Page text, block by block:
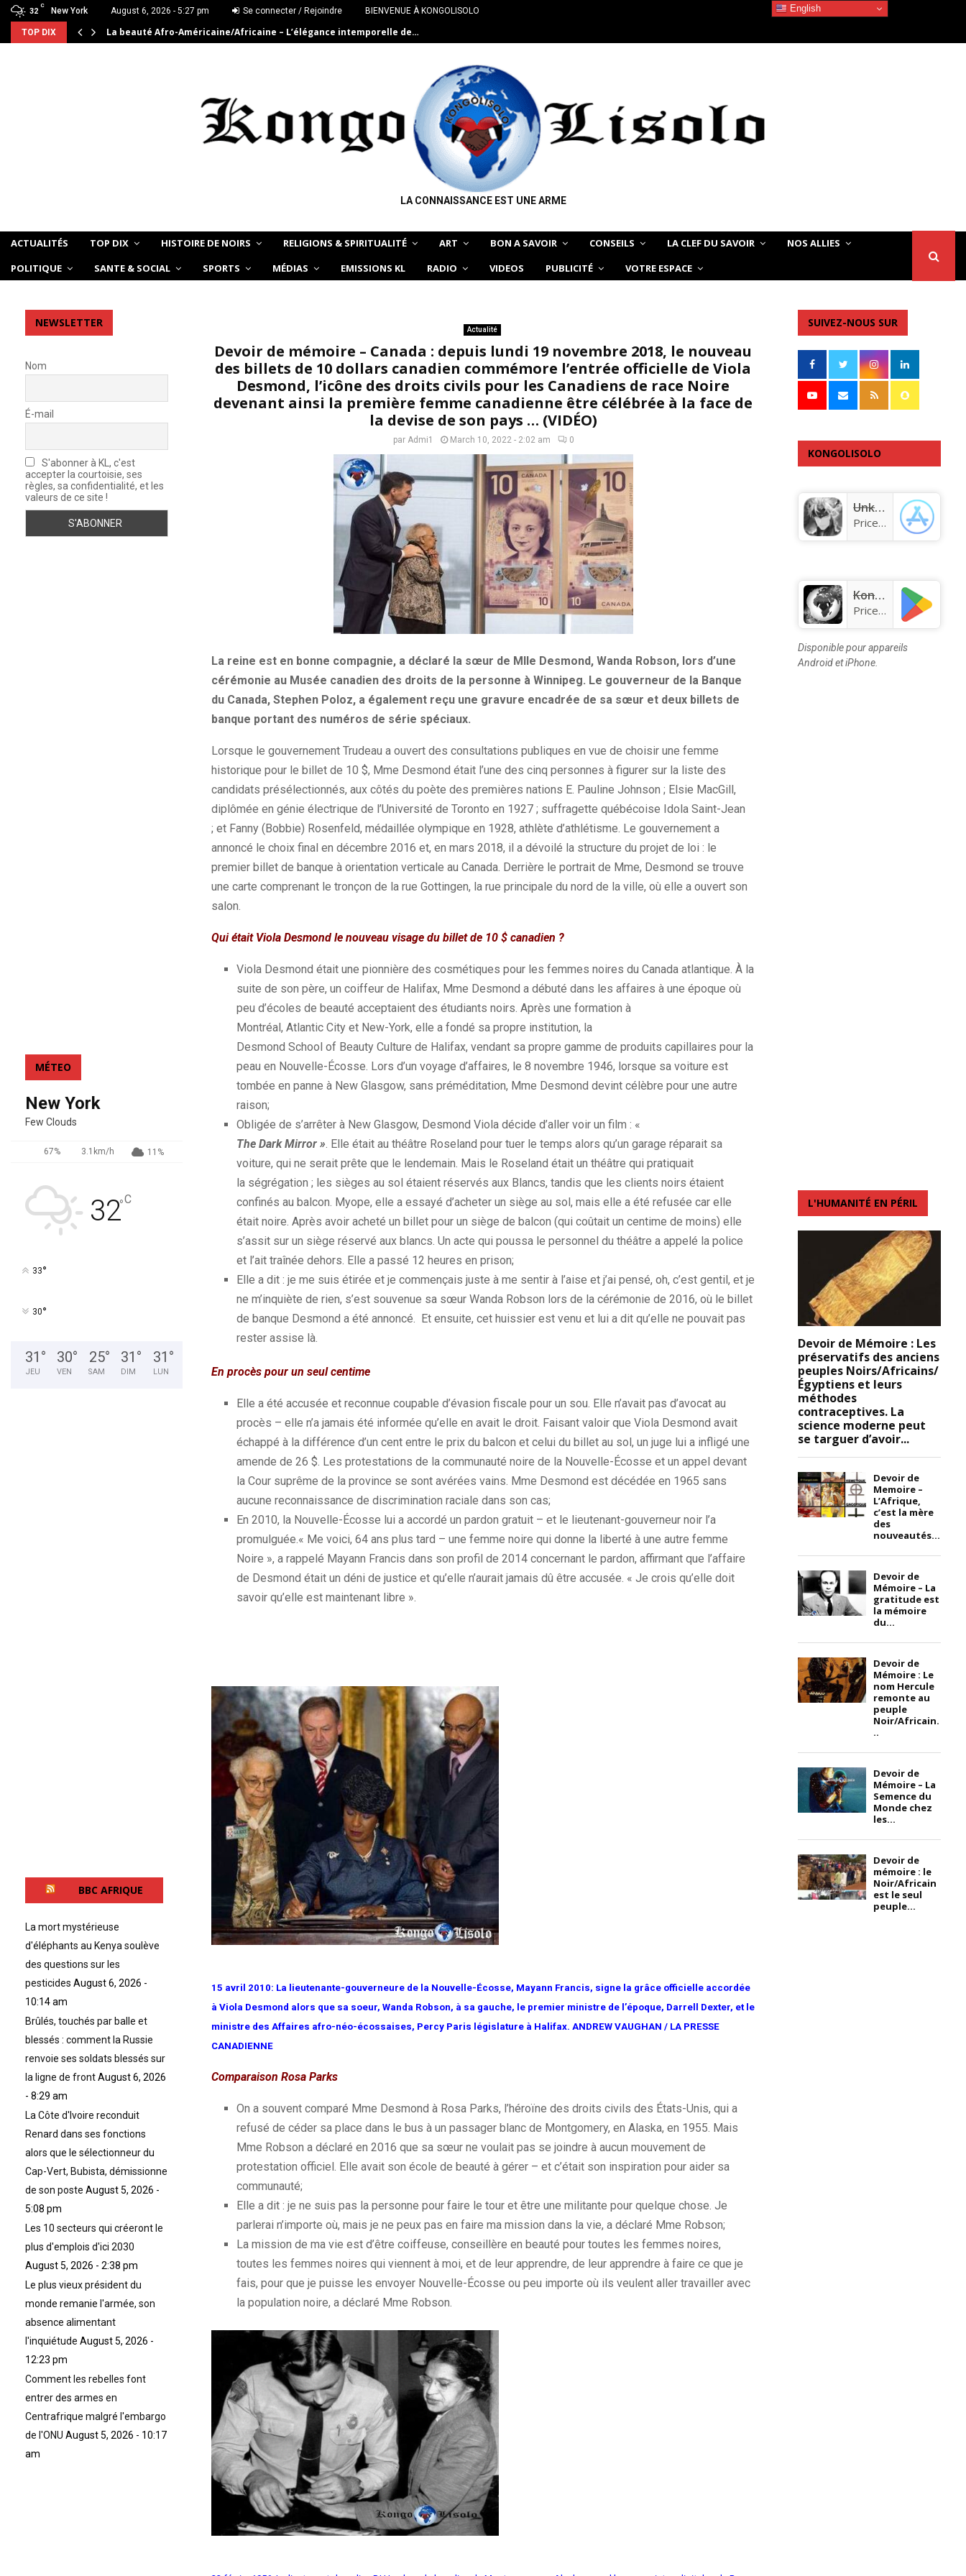
32
C
New York August 6, 2026 - 5:27 pm Se connecter / Rejoindre BIENVENUE À KONGOLISOLO
TOP DIX La beauté Afro-Américaine/Africaine – L’élégance intemporelle de…
LA CONNAISSANCE EST UNE ARME
ACTUALITÉS TOP DIX HISTOIRE DE NOIRS RELIGIONS & SPIRITUALITÉ ART BON A SAVOIR CONSEILS LA CLEF DU SAVOIR
NOS ALLIES
POLITIQUE
SANTE & SOCIAL SPORTS MÉDIAS EMISSIONS KL RADIO VIDEOS PUBLICITÉ VOTRE ESPACE
Actualité
Devoir de mémoire – Canada : depuis lundi 19 novembre 2018, le nouveau
des billets de 10 dollars canadien commémore l’entrée officielle de Viola
Desmond, l’icône des droits civils pour les Canadiens de race Noire
devenant ainsi la première femme canadienne être célébrée à la face de
la devise de son pays … (VIDÉO)
par Admi1 March 10, 2022 - 2:02 am 0
Lareine est en bonne compagnie, a déclaré la sœur de Mlle Desmond, Wanda Robson, lors d’une
cérémonie au Musée canadien des droits de la personne à Winnipeg. Le gouverneur de la Banque
du Canada, Stephen Poloz, a également reçu une gravure encadrée de sa sœur et deux billets de
banque portant des numéros de série spéciaux.
Lorsque le gouvernement Trudeau a ouvert des consultations publiques en vue de choisir une femme
historique pour le billet de 10 $, Mme Desmond était l’une des cinq personnes à figurer sur la liste des
candidats présélectionnés, aux côtés du poète des premières nations E. Pauline Johnson ; Elsie MacGill,
diplômée en génie électrique de l’Université de Toronto en 1927 ; suffragette québécoise IdolaSaint-Jean
; et Fanny (Bobbie) Rosenfeld, médaillée olympique en 1928, athlète d’athlétisme. Le gouvernement a
annoncé le choix final en décembre 2016 et, en mars 2018, il a dévoilé la structure du projet de loi : le
premier billet de banque à orientation verticale au Canada. Derrière le portrait de Mme, Desmond se trouve
une carte comprenant le tronçon de la rue Gottingen, la rue principale du nord de la ville, où elle a ouvert son
salon.
Qui était Viola Desmond le nouveau visage du billet de 10 $ canadien ?
Viola Desmond était une pionnière des cosmétiques pour les femmes noires du Canada atlantique. À la
suite de son père, un coiffeur de Halifax, Mme Desmond a débuté dans les affaires à une époque où
peu d’écoles de beauté acceptaient des étudiants noirs. Après une formation à
Montréal, Atlantic Cityet New-York, elle a fondé sa propre institution, la
Desmond School of BeautyCulture de Halifax, vendant sa propre gamme de produits capillaires pour la
peau en Nouvelle-Écosse. Lors d’un voyage d’affaires, le 8 novembre 1946, lorsque sa voiture est
tombée en panne à NewGlasgow, sans préméditation, Mme Desmond devint célèbre pour une autre
raison;
Obligée de s’arrêter à NewGlasgow, Desmond Viola décide d’aller voir un film : «
The Dark Mirror». Elle était au théâtre Roseland pour tuer le temps alors qu’un garage réparait sa
voiture, qui ne serait prête que le lendemain. Mais le Roseland était un théâtre qui pratiquait
la ségrégation ; les sièges au sol étaient réservés aux Blancs, tandis que les clients noirs étaient
confinés au balcon. Myope, elle a essayé d’acheter un siège au sol, mais elle a été refusée car elle
était noire. Après avoir acheté un billet pour un siège de balcon (qui coûtait un centime de moins) elle
s’assit sur un siège réservé aux blancs. Un acte qui poussa le personnel du théâtre a appelé la police
et l’aittraînée dehors. Elle a passé 12 heures en prison;
Elle a dit : je me suis étirée et je commençais juste à me sentir à l’aise et j’ai pensé, oh, c’est gentil, et je
ne m’inquiète de rien, s’estsouvenue sa sœur Wanda Robson lors de la cérémonie de 2016, où le billet
de banque Desmond a été annoncé. Etensuite, cet huissier est venu et lui a dit qu’elle ne pouvait pas
rester assise là.
En procès pour un seul centime
Elle a été accusée et reconnue coupable d’évasion fiscale pour un sou. Elle n’avait pas d’avocat au
procès – elle n’a jamais été informée qu’elle en avait le droit. Faisant valoir que Viola Desmond avait
échappé à la différence d’un cent entre le prix du balcon et celui du billet au sol, un juge lui a infligé une
amende de 26 $. Les protestations de la communauté noire de la Nouvelle-Écosse et un appel devant
la Cour suprême de la province se sont avérées vains. Mme Desmond est décédée en 1965 sans
aucune reconnaissance de discrimination raciale dans son cas;
En 2010, la Nouvelle-Écosse lui a accordé un pardon gratuit – et le lieutenant-gouverneur noir l’a
promulguée.« Me voici, 64 ans plus tard – une femme noire qui donne la liberté à une autre femme
Noire », a rappelé Mayann Francis dans son profil de 2014 concernant le pardon, affirmant que l’affaire
de Desmond était un déni de justice et qu’elle n’aurait jamais dû être accusée. « Je crois qu’elle doit
savoir qu’elle est maintenant libre ».
15 avril 2010: La lieutenante-gouverneure de la Nouvelle-Écosse, Mayann Francis, signe la grâce officielle accordée
à Viola Desmond alors que sa soeur, Wanda Robson, à sa gauche, le premier ministre de l’époque, Darrell Dexter, et le
ministre des Affaires afro-néo-écossaises, Percy Paris législature à Halifax. ANDREW VAUGHAN / LA PRESSE
CANADIENNE
Comparaison Rosa Parks
On a souvent comparé Mme Desmond à Rosa Parks, l’héroïne des droits civils des États-Unis, qui a
refusé de céder sa place dans le bus à un passager blanc de Montgomery, en Alaska, en 1955. Mais
Mme Robson a déclaré en 2016 que sa sœur ne voulait pas se joindre à aucun mouvement de
protestation officiel. Elle avait son école de beauté à gérer – et c’était son inspiration pour aider sa
communauté;
Elle a dit : je ne suis pas la personne pour faire le tour et être une militante pour quelque chose. Je
parlerai n’importe où, mais je ne peux pas en faire ma mission dans la vie, a déclaré Mme Robson;
La mission de ma vie est d’être coiffeuse, conseillère en beauté pour toutes les femmes noires,
toutes les femmes noires qui viennent à moi, et de leur apprendre, de leur apprendre à faire ce que je
fais, pour que je puisse les envoyer Nouvelle-Écosse ou peu importe où ils veulent aller travailler avec
la population noire, a déclaré Mme Robson.
NEWSLETTER
Nom
É-mail
S'abonner à KL, c'est
accepter la courtoisie, ses
règles, sa confidentialité, et les
valeurs de ce site !
MÉTEO
New York
Few Clouds
67% 3.1km/h 11%
32°C
33°
30°
31 °
JEU
30°
VEN
25°
SAM
31 °
DIM
31 °
LUN
BBC AFRIQUE
La mort mystérieuse
d'éléphants au Kenya soulève
des questions sur les
pesticides August 6, 2026 -
10:14 am
Brûlés, touchés par balle et
blessés : comment la Russie
renvoie ses soldats blessés sur
la ligne de frontAugust 6, 2026
- 8:29 am
La Côte d'Ivoire reconduit
Renard dans ses fonctions
alors que le sélectionneur du
Cap-Vert, Bubista, démissionne
de son poste August 5, 2026 -
5:08 pm
Les 10 secteurs qui créeront le
plus d'emplois d'ici 2030
August 5, 2026 - 2:38 pm
Le plus vieux président du
monde remanie l'armée, son
absence alimentant
l'inquiétude August 5, 2026 -
12:23 pm
Comment les rebelles font
entrer des armes en
Centrafrique malgré l'embargo
de l'ONU August 5, 2026 - 10:17
am
SUIVEZ-NOUS SUR
KONGOLISOLO
Unknown app
Price:Free
KongoLisolo
Price:Free
Disponible pour appareils
Android et iPhone.
L'HUMANITÉ EN PÉRIL
Devoir de Mémoire : Les
préservatifs des anciens
peuples Noirs/Africains/
Égyptiens et leurs
méthodes
contraceptives. La
science moderne peut
se targuer d’avoir...
Devoir de
Memoire –
L’Afrique,
c’est la mère
des
nouveautés...
Devoir de
Mémoire – La
gratitude est
la mémoire
du...
Devoir de
Mémoire : Le
nom Hercule
remonte au
peuple
Noir/Africain.
..
Devoir de
Mémoire – La
Semence du
Monde chez
les...
Devoir de
mémoire : le
Noir/Africain
est le seul
peuple...
English